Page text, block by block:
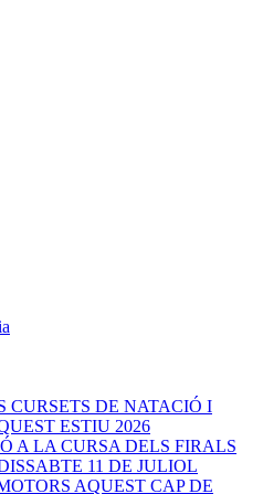
CURSETS DE NATACIÓ I
ESTIU 2026
A LA CURSA DELS FIRALS
11 DE JULIOL
AQUEST CAP DE